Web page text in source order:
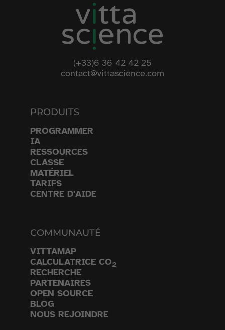
(+33)6 36 42 42 25
contact@vittascience.com
PRODUITS
PROGRAMMER
IA
RESSOURCES
CLASSE
MATÉRIEL
TARIFS
CENTRE D'AIDE
COMMUNAUTÉ
VITTAMAP
CALCULATRICE CO2
RECHERCHE
PARTENAIRES
OPEN SOURCE
BLOG
NOUS REJOINDRE